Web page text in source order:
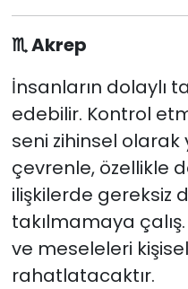
♏Akrep
İnsanların dolaylı
edebilir. Kontrol
seni zihinsel olarak
çevrenle, özellikle
ilişkilerde gereksiz
takılmamaya
ve meseleleri
rahatlatacaktır.